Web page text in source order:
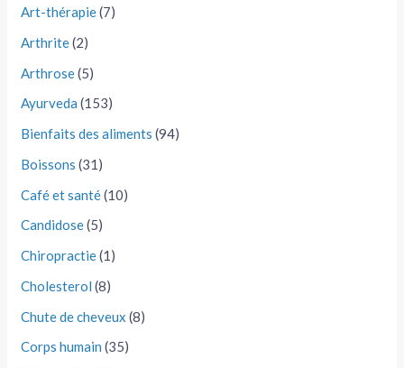
Art-thérapie(7)
Arthrite(2)
Arthrose(5)
Ayurveda (153)
Bienfaits des aliments (94)
Boissons (31)
Café et santé(10)
Candidose(5)
Chiropractie(1)
Cholesterol (8)
Chute de cheveux (8)
Corps humain (35)